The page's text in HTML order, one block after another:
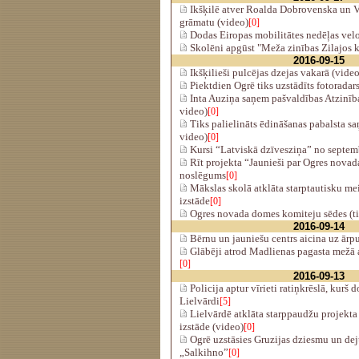
Ikšķilē atver Roalda Dobrovenska un
grāmatu (video)[0]
Dodas Eiropas mobilitātes nedēļas
Skolēni apgūst "Meža zinības Zilajos
2016-09-15
Ikšķilieši pulcējas dzejas vakarā
Piektdien Ogrē tiks uzstādīts fotoradars
Inta Auziņa saņem pašvaldības
video)[0]
Tiks palielināts ēdināšanas pabalsta
video)[0]
Kursi “Latviskā dzīvesziņa” no
Rīt projekta “Jaunieši par Ogres
noslēgums[0]
Mākslas skolā atklāta starptautisku
izstāde[0]
Ogres novada domes komiteju sēdes
2016-09-14
Bērnu un jauniešu centrs aicina uz
Glābēji atrod Madlienas pagasta
[0]
2016-09-13
Policija aptur vīrieti ratiņkrēslā, kurš
Lielvārdi[5]
Lielvārdē atklāta starppaudžu
izstāde (video)[0]
Ogrē uzstāsies Gruzijas dziesmu un
„Salkihno”[0]